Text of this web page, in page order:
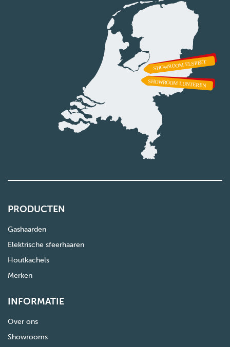
PRODUCTEN
Gashaarden
Elektrische sfeerhaaren
Houtkachels
Merken
INFORMATIE
Over ons
Showrooms